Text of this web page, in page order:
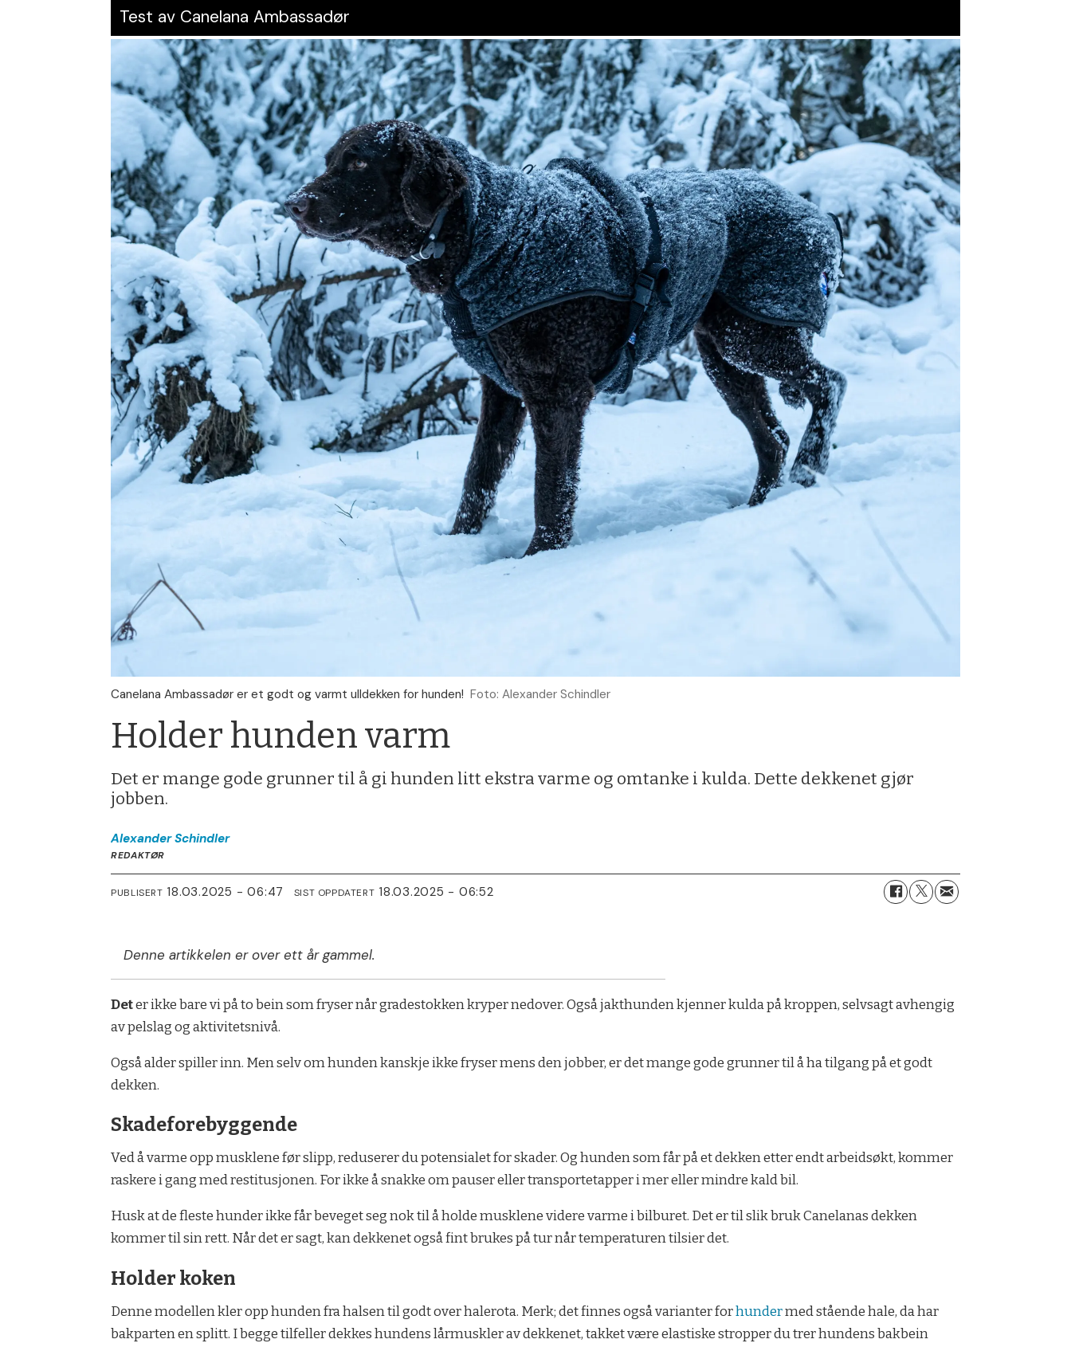
Test av Canelana Ambassadør
Canelana Ambassadør er et godt og varmt ulldekken for hunden! Foto: Alexander Schindler
Holder hunden varm
Det er mange gode grunner til å gi hunden litt ekstra varme og omtanke i kulda. Dette dekkenet gjør
jobben.
Alexander Schindler
REDAKTØR
PUBLISERT 18.03.2025 - 06:47 SIST OPPDATERT 18.03.2025 - 06:52
Denne artikkelen er over ett år gammel.
Deter ikke bare vi på to bein som fryser når gradestokken kryper nedover. Også jakthunden kjenner kulda på kroppen, selvsagt avhengig
av pelslag og aktivitetsnivå.
Også alder spiller inn. Men selv om hunden kanskje ikke fryser mens den jobber, er det mange gode grunner til å ha tilgang på et godt
dekken.
Skadeforebyggende
Ved å varme opp musklene før slipp, reduserer du potensialet for skader. Og hunden som får på et dekken etter endt arbeidsøkt, kommer
raskere i gang med restitusjonen. For ikke å snakke om pauser eller transportetapper i mer eller mindre kald bil.
Husk at de fleste hunder ikke får beveget seg nok til å holde musklene videre varme i bilburet. Det er til slik bruk Canelanas dekken
kommer til sin rett. Når det er sagt, kan dekkenet også fint brukes på tur når temperaturen tilsier det.
Holder koken
Denne modellen kler opp hunden fra halsen til godt over halerota. Merk; det finnes også varianter forhundermed stående hale, da har
bakparten en splitt. I begge tilfeller dekkes hundens lårmuskler av dekkenet, takket være elastiske stropper du trer hundens bakbein